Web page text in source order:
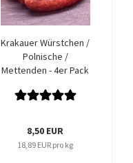
Krakauer Würstchen /
Polnische /
Mettenden - 4er Pack
8,50 EUR
18,89 EUR pro kg